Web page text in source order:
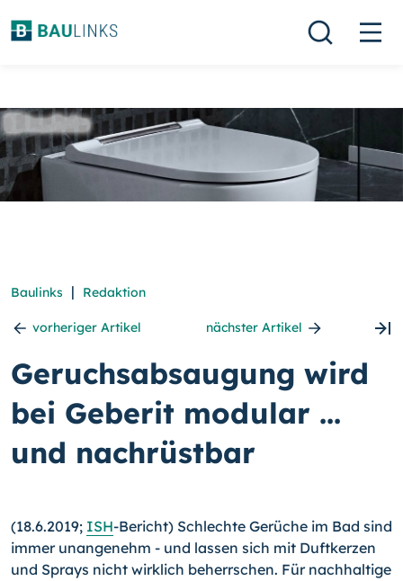
Baulinks | Redaktion
vorheriger Artikel nächster Artikel
Geruchsabsaugung wird
bei Geberit modular ...
und nachrüstbar
(18.6.2019; ISH-Bericht) Schlechte Gerüche im Bad sind
immer unangenehm - und lassen sich mit Duftkerzen
und Sprays nicht wirklich beherrschen. Für nachhaltige